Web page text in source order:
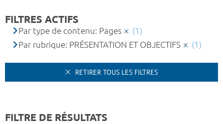
FILTRES ACTIFS
Par type de contenu: Pages
(1)
Par rubrique: PRÉSENTATION ET OBJECTIFS
(1)
RETIRER TOUS LES FILTRES
FILTRE DE RÉSULTATS